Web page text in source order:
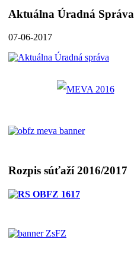
Aktuálna Úradná Správa
07-06-2017
Rozpis súťaží 2016/2017